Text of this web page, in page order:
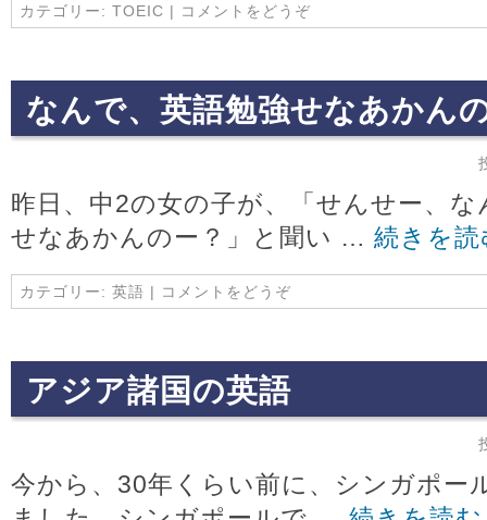
カテゴリー: TOEIC | コメントをどうぞ
なんで、英語勉強せなあかん
昨日、中2の女の子が、「せんせー、
せなあかんのー？」と聞い … 続きを
カテゴリー: 英語 | コメントをどうぞ
アジア諸国の英語
今から、30年くらい前に、シンガポー